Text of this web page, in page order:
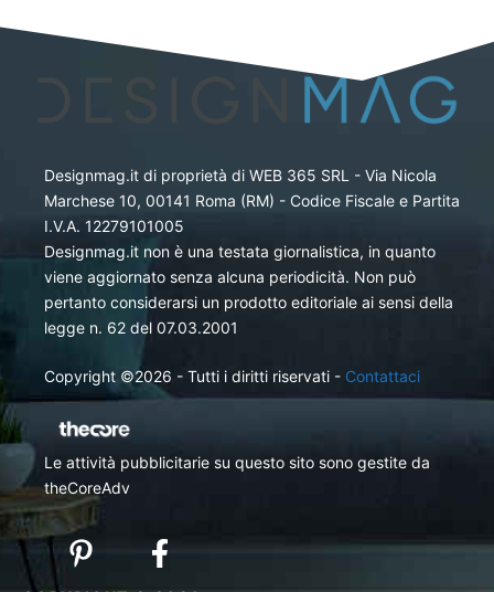
Designmag.it di proprietà di WEB 365 SRL - Via Nicola
Marchese 10, 00141 Roma (RM) - Codice Fiscale e Partita
I.V.A. 12279101005
Designmag.it non è una testata giornalistica, in quanto
viene aggiornato senza alcuna periodicità. Non può
pertanto considerarsi un prodotto editoriale ai sensi della
legge n. 62 del 07.03.2001
Copyright ©2026 - Tutti i diritti riservati - Contattaci
Le attività pubblicitarie su questo sito sono gestite da
theCoreAdv